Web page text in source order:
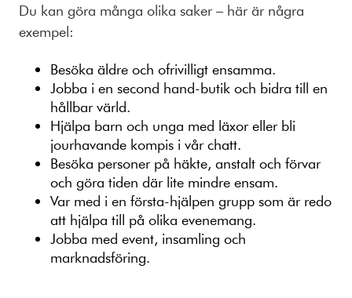
Du kan göra många olika saker – här är några
exempel:
Besöka äldre och ofrivilligt ensamma.
Jobba i en second hand-butik och bidra till en
hållbar värld.
Hjälpa barn och unga med läxor eller bli
jourhavande kompis i vår chatt.
Besöka personer på häkte, anstalt och förvar
och göra tiden där lite mindre ensam.
Var med i en första-hjälpen grupp som är redo
att hjälpa till på olika evenemang.
Jobba med event, insamling och
marknadsföring.